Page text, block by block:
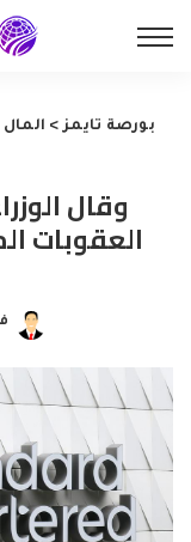
بورصة تايمز> المال
وقال
العقوبات